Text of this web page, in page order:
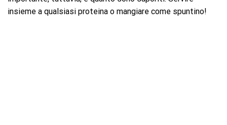
insieme a qualsiasi proteina o mangiare come spuntino!